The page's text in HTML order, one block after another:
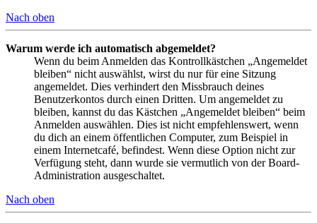
Nach oben
Warum werde ich automatisch abgemeldet?
Wenn du beim Anmelden das Kontrollkästchen „Angemeldet
bleiben“ nicht auswählst, wirst du nur für eine Sitzung
angemeldet. Dies verhindert den Missbrauch deines
Benutzerkontos durch einen Dritten. Um angemeldet zu
bleiben, kannst du das Kästchen „Angemeldet bleiben“ beim
Anmelden auswählen. Dies ist nicht empfehlenswert, wenn
du dich an einem öffentlichen Computer, zum Beispiel in
einem Internetcafé, befindest. Wenn diese Option nicht zur
Verfügung steht, dann wurde sie vermutlich von der Board-
Administration ausgeschaltet.
Nach oben